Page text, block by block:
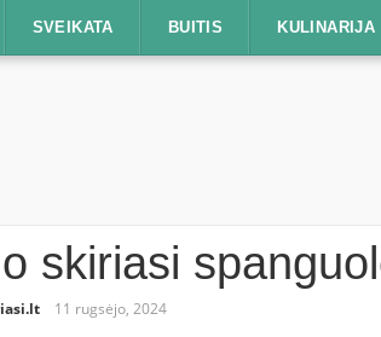
SVEIKATA BUITIS KULINARIJA
skiriasi
11 rugsėjo, 2024